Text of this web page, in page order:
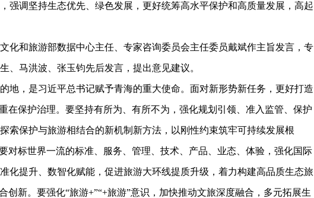
强调坚持生态优先、绿色发展，更好统筹高水平保护和高质量发展，高起
和旅游部数据中心主任、专家咨询委员会主任委员戴斌作主旨发言，专
、马洪波、张玉钧先后发言，提出意见建议。
，是习近平总书记赋予青海的重大使命。面对新形势新任务，更好打造
在保护治理。要坚持有所为、有所不为，强化规划引领、准入监管、保护
索保护与旅游相结合的新机制新方法，以刚性约束筑牢可持续发展根
对标世界一流的标准、服务、管理、技术、产品、业态、体验，强化国际
化提升、数智化赋能，促进旅游大环线提质升级，着力构建高品质生态旅
创新。要强化“旅游+”“+旅游”意识，加快推动文旅深度融合，多元拓展生